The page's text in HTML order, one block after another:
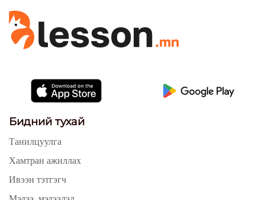
Бидний тухай
Танилцуулга
Хамтран ажиллах
Ивээн тэтгэгч